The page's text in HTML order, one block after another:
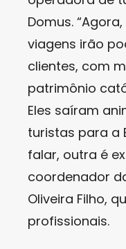
Domus.
viagens irão
clientes, com
patrimônio
Eles saíram
turistas para a
falar, outra é
coordenador
Oliveira Filho,
profissionais.